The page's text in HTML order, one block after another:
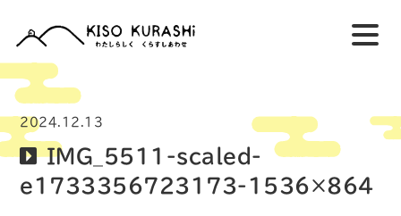
2024.12.13
IMG_5511-scaled-
e1733356723173-1536×864